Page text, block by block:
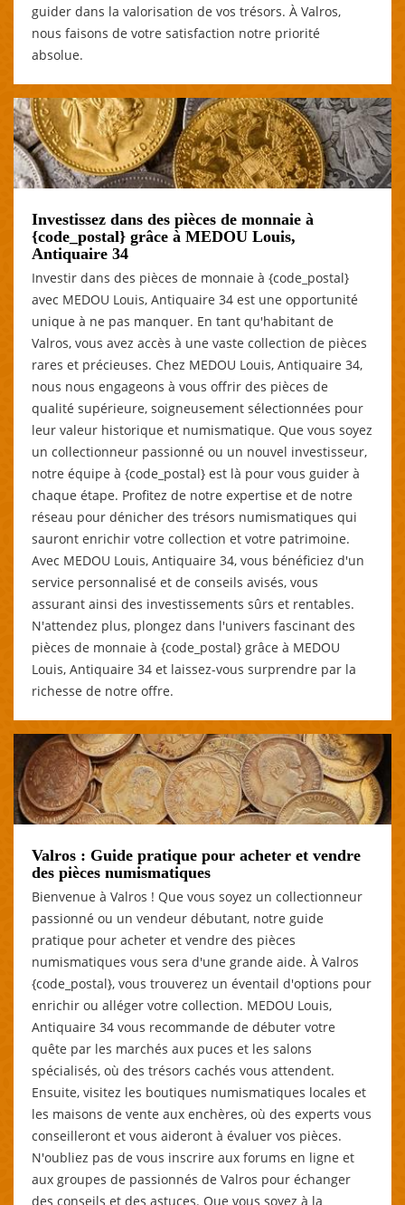
guider dans la valorisation de vos trésors. À Valros,
nous faisons de votre satisfaction notre priorité
absolue.
Investissez dans des pièces de monnaie à
{code_postal} grâce à MEDOU Louis,
Antiquaire 34
Investir dans des pièces de monnaie à {code_postal}
avec MEDOU Louis, Antiquaire 34 est une opportunité
unique à ne pas manquer. En tant qu'habitant de
Valros, vous avez accès à une vaste collection de pièces
rares et précieuses. Chez MEDOU Louis, Antiquaire 34,
nous nous engageons à vous offrir des pièces de
qualité supérieure, soigneusement sélectionnées pour
leur valeur historique et numismatique. Que vous soyez
un collectionneur passionné ou un nouvel investisseur,
notre équipe à {code_postal} est là pour vous guider à
chaque étape. Profitez de notre expertise et de notre
réseau pour dénicher des trésors numismatiques qui
sauront enrichir votre collection et votre patrimoine.
Avec MEDOU Louis, Antiquaire 34, vous bénéficiez d'un
service personnalisé et de conseils avisés, vous
assurant ainsi des investissements sûrs et rentables.
N'attendez plus, plongez dans l'univers fascinant des
pièces de monnaie à {code_postal} grâce à MEDOU
Louis, Antiquaire 34 et laissez-vous surprendre par la
richesse de notre offre.
Valros : Guide pratique pour acheter et vendre
des pièces numismatiques
Bienvenue à Valros ! Que vous soyez un collectionneur
passionné ou un vendeur débutant, notre guide
pratique pour acheter et vendre des pièces
numismatiques vous sera d'une grande aide. À Valros
{code_postal}, vous trouverez un éventail d'options pour
enrichir ou alléger votre collection. MEDOU Louis,
Antiquaire 34 vous recommande de débuter votre
quête par les marchés aux puces et les salons
spécialisés, où des trésors cachés vous attendent.
Ensuite, visitez les boutiques numismatiques locales et
les maisons de vente aux enchères, où des experts vous
conseilleront et vous aideront à évaluer vos pièces.
N'oubliez pas de vous inscrire aux forums en ligne et
aux groupes de passionnés de Valros pour échanger
des conseils et des astuces. Que vous soyez à la